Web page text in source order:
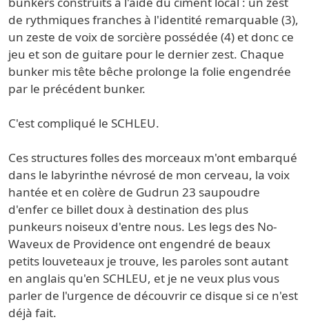
de rythmiques franches à l'identité remarquable (3),
un zeste de voix de sorcière possédée (4) et donc ce
jeu et son de guitare pour le dernier zest. Chaque
bunker mis tête bêche prolonge la folie engendrée
par le précédent bunker.
C'est compliqué le SCHLEU.
Ces structures folles des morceaux m'ont embarqué
dans le labyrinthe névrosé de mon cerveau, la voix
hantée et en colère de Gudrun 23 saupoudre
d'enfer ce billet doux à destination des plus
punkeurs noiseux d'entre nous. Les legs des No-
Waveux de Providence ont engendré de beaux
petits louveteaux je trouve, les paroles sont autant
en anglais qu'en SCHLEU, et je ne veux plus vous
parler de l'urgence de découvrir ce disque si ce n'est
déjà fait.